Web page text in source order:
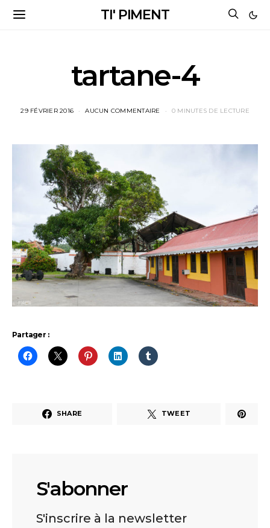
TI' PIMENT
tartane-4
29 FÉVRIER 2016 AUCUN COMMENTAIRE 0 MINUTES DE LECTURE
Partager :
SHARE TWEET
S'abonner
S'inscrire à la newsletter